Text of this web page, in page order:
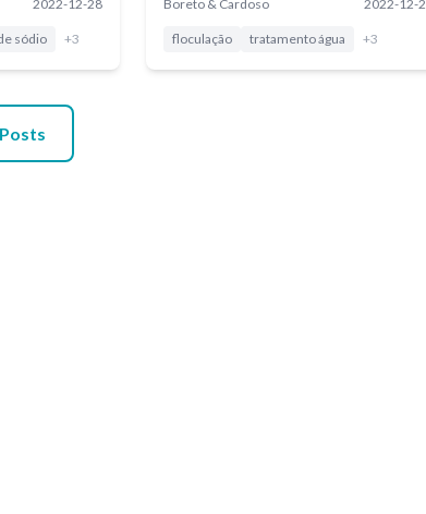
2022-12-28
sódio +3
agregadas...
Boreto & Cardoso 2022-12-
floculação tratamento água +3